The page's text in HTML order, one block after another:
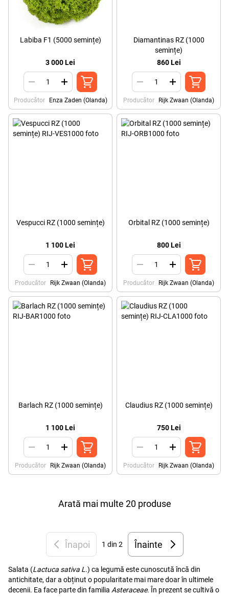
Labiba F1 (5000 semințe)
3 000 Lei
Producător Enza Zaden (Olanda)
Diamantinas RZ (1000
semințe)
860 Lei
Producător Rijk Zwaan (Olanda)
Vespucci RZ (1000 semințe)
1 100 Lei
Producător Rijk Zwaan (Olanda)
Orbital RZ (1000 semințe)
800 Lei
Producător Rijk Zwaan (Olanda)
Barlach RZ (1000 semințe)
1 100 Lei
Producător Rijk Zwaan (Olanda)
Claudius RZ (1000 semințe)
750 Lei
Producător Rijk Zwaan (Olanda)
Arată mai multe 20 produse
Înapoi 1 din 2 Înainte
Salata (Lactuca sativa L.) ca legumă este cunoscută încă din
antichitate, dar a obținut o popularitate mai mare doar în ultimele
decenii. Ea face parte din familia Asteraceae. În prezent se cultivă o